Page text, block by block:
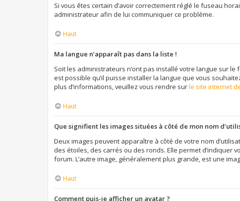
Si vous êtes certain d’avoir correctement réglé le fuseau
administrateur afin de lui communiquer ce problème.
Haut
Ma langue n’apparaît pas dans la liste !
Soit les administrateurs n’ont pas installé votre langue sur
est possible qu’il puisse installer la langue que vous
plus d’informations, veuillez vous rendre surle site internet
Haut
Que signifient les images situées à côté de mon nom
Deux images peuvent apparaître à côté de votre nom
des étoiles, des carrés ou des ronds. Elle permet
forum. L’autre image, généralement plus grande, est une
Haut
Comment puis-je afficher un avatar ?